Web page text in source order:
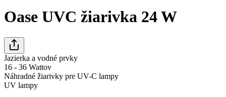
Oase UVC žiarivka 24 W
Jazierka a vodné prvky
16 - 36 Wattov
Náhradné žiarivky pre UV-C lampy
UV lampy